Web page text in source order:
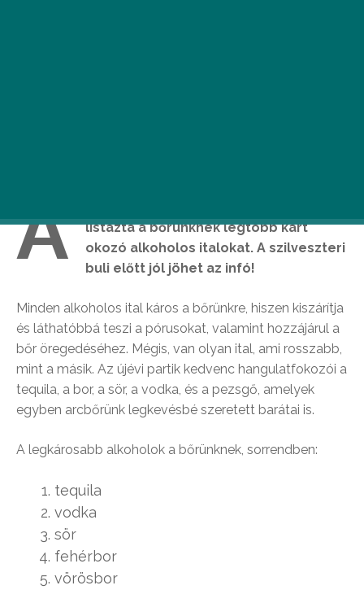
A
listázta a bőrünknek legtöbb kárt
okozó alkoholos italokat. A szilveszteri
buli előtt jól jöhet az infó!
Minden alkoholos ital káros a bőrünkre, hiszen kiszárítja
és láthatóbbá teszi a pórusokat, valamint hozzájárul a
bőr öregedéséhez. Mégis, van olyan ital, ami rosszabb,
mint a másik. Az újévi partik kedvenc hangulatfokozói a
tequila, a bor, a sör, a vodka, és a pezsgő, amelyek
egyben arcbőrünk legkevésbé szeretett barátai is.
A legkárosabb alkoholok a bőrünknek, sorrendben:
tequila
vodka
sör
fehérbor
vörösbor